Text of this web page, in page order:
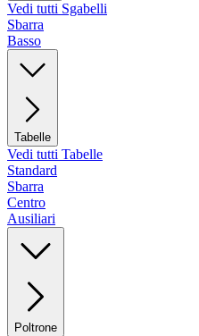
Vedi tutti Sgabelli
Sbarra
Basso
Tabelle
Vedi tutti Tabelle
Standard
Sbarra
Centro
Ausiliari
Poltrone